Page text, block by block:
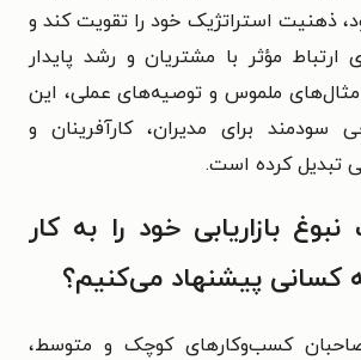
ذهنیت استراتژیک خود را تقویت کند و
ارتباط مؤثر با مشتریان و رشد پایدار
مثال‌های ملموس و توصیه‌های عملی، این
سودمند برای مدیران، کارآفرینان و
تبدیل کرده است.
بازاریابی خود را به کار
کسانی پیشنهاد می‌کنیم؟
کسب‌وکارهای کوچک و متوسط،